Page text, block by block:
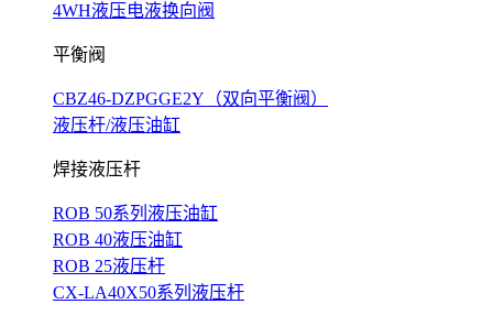
4WH液压电液换向阀
平衡阀
CBZ46-DZPGGE2Y（双向平衡阀）
液压杆/液压油缸
焊接液压杆
ROB 50系列液压油缸
ROB 40液压油缸
ROB 25液压杆
CX-LA40X50系列液压杆